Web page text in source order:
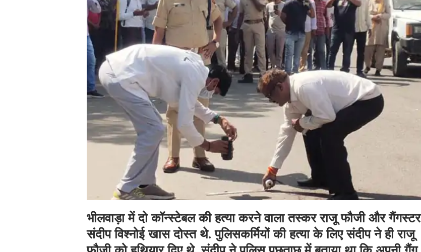
भीलवाड़ा में दो कॉन्स्टेबल की हत्या करने वाला तस्कर राजू फौजी और गैंगस्टर
संदीप विश्नोई खास दोस्त थे. पुलिसकर्मियों की हत्या के लिए संदीप ने ही राजू